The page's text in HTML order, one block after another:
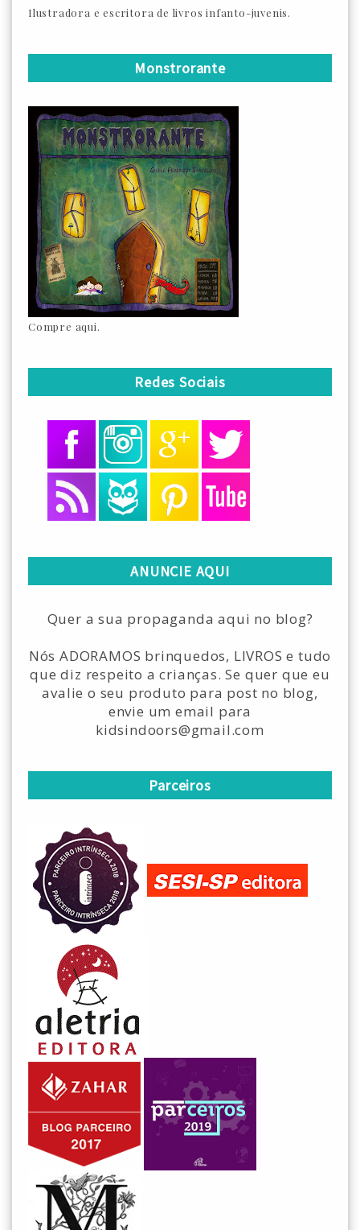
Ilustradora e escritora de livros infanto-juvenis.
Monstrorante
Compre aqui.
Redes Sociais
ANUNCIE AQUI
Quer a sua propaganda aqui no blog?
Nós ADORAMOS brinquedos, LIVROS e tudo
que diz respeito a crianças. Se quer que eu
avalie o seu produto para post no blog,
envie um email para
kidsindoors@gmail.com
Parceiros